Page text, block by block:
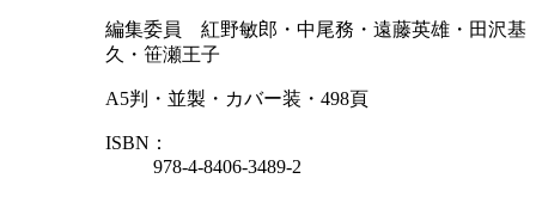
編集委員 紅野敏郎・中尾務・遠藤英雄・田沢基
久・笹瀬王子
A5判・並製・カバー装・498頁
ISBN：
978-4-8406-3489-2